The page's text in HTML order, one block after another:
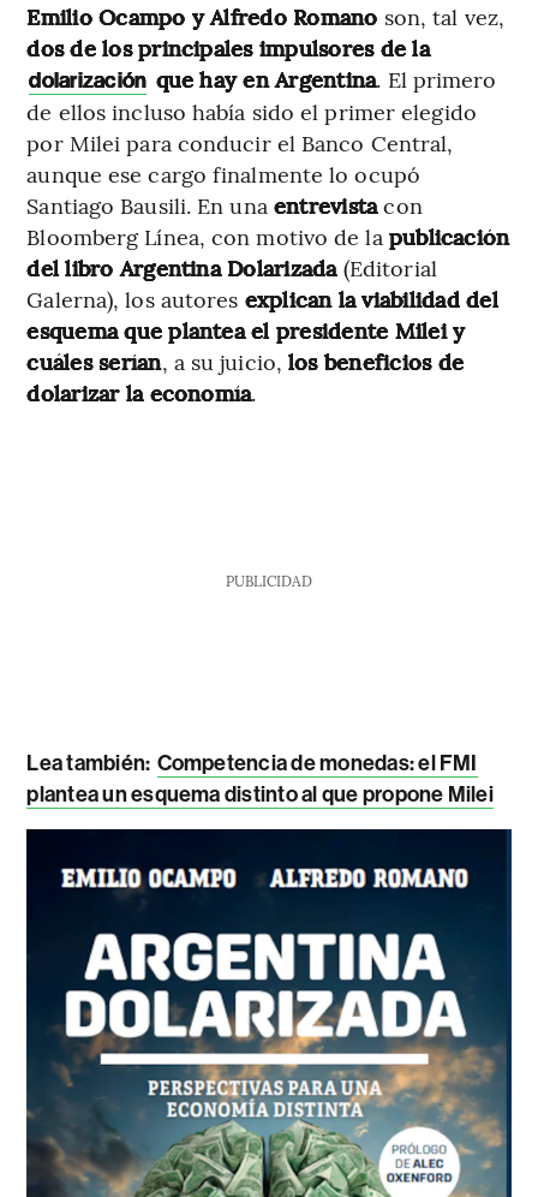
Emilio Ocampo y Alfredo Romano son, tal vez,
dos de los principales impulsores de la
dolarización que hay en Argentina. El primero
de ellos incluso había sido el primer elegido
por Milei para conducir el Banco Central,
aunque ese cargo finalmente lo ocupó
Santiago Bausili. En una entrevistacon
Bloomberg Línea, con motivo de la publicación
del libro Argentina Dolarizada (Editorial
Galerna), los autores explican la viabilidad del
esquema que plantea el presidente Milei y
cuáles serían, a su juicio,los beneficios de
dolarizar la economía.
PUBLICIDAD
Lea también: Competencia de monedas: el FMI
plantea un esquema distinto al que propone Milei